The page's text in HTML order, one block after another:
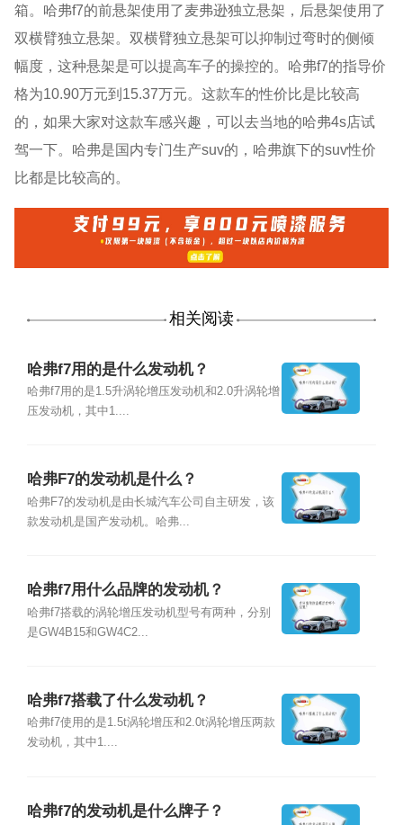
箱。哈弗f7的前悬架使用了麦弗逊独立悬架，后悬架使用了
双横臂独立悬架。双横臂独立悬架可以抑制过弯时的侧倾
幅度，这种悬架是可以提高车子的操控的。哈弗f7的指导价
格为10.90万元到15.37万元。这款车的性价比是比较高
的，如果大家对这款车感兴趣，可以去当地的哈弗4s店试
驾一下。哈弗是国内专门生产suv的，哈弗旗下的suv性价
比都是比较高的。
相关阅读
哈弗f7用的是什么发动机？
哈弗f7用的是1.5升涡轮增压发动机和2.0升涡轮增
压发动机，其中1....
哈弗F7的发动机是什么？
哈弗F7的发动机是由长城汽车公司自主研发，该
款发动机是国产发动机。哈弗...
哈弗f7用什么品牌的发动机？
哈弗f7搭载的涡轮增压发动机型号有两种，分别
是GW4B15和GW4C2...
哈弗f7搭载了什么发动机？
哈弗f7使用的是1.5t涡轮增压和2.0t涡轮增压两款
发动机，其中1....
哈弗f7的发动机是什么牌子？